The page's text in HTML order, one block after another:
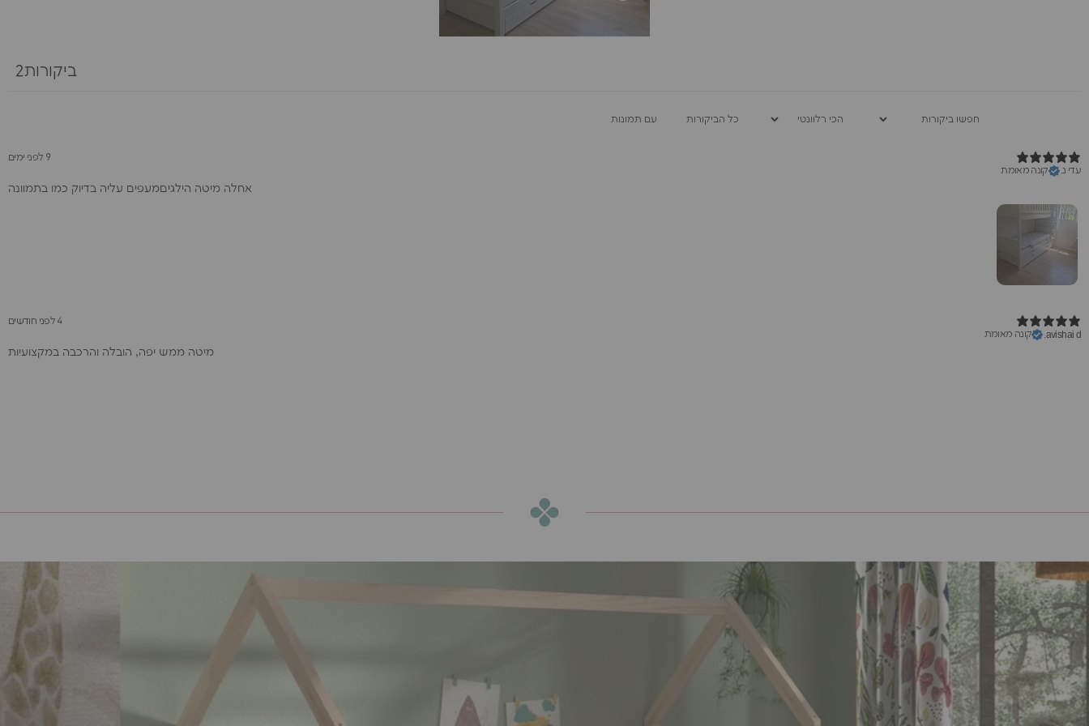
ביקורות2
עם תמונות
9 לפני ימים
עדי נ.
קונה מאומת
אחלה מיטה הילגיםמעפים עליה בדיוק כמו בתמוונה
4 לפני חודשים
avishai d.
קונה מאומת
​מיטה ממש יפה, הובלה והרכבה במקצועיות